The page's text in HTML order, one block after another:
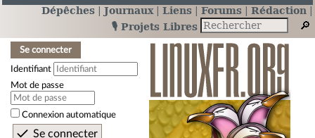
Dépêches Journaux Liens Forums
Rédaction
🎙️ Projets Libres
Se connecter
Identifiant
Mot de passe
Connexion automatique